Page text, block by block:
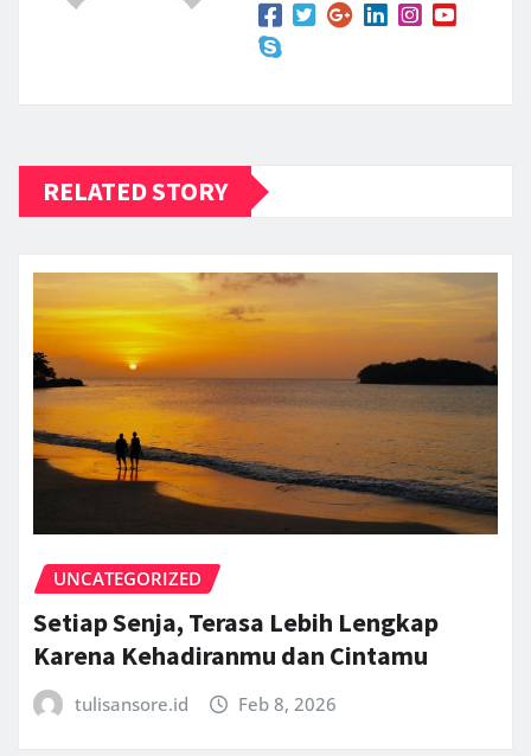
RELATED STORY
UNCATEGORIZED
Setiap Senja, Terasa Lebih Lengkap
Karena Kehadiranmu dan Cintamu
tulisansore.id Feb 8, 2026